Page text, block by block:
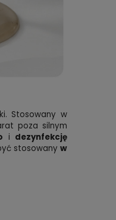
Stosowany w
poza silnym
i dezynfekcję
stosowany w